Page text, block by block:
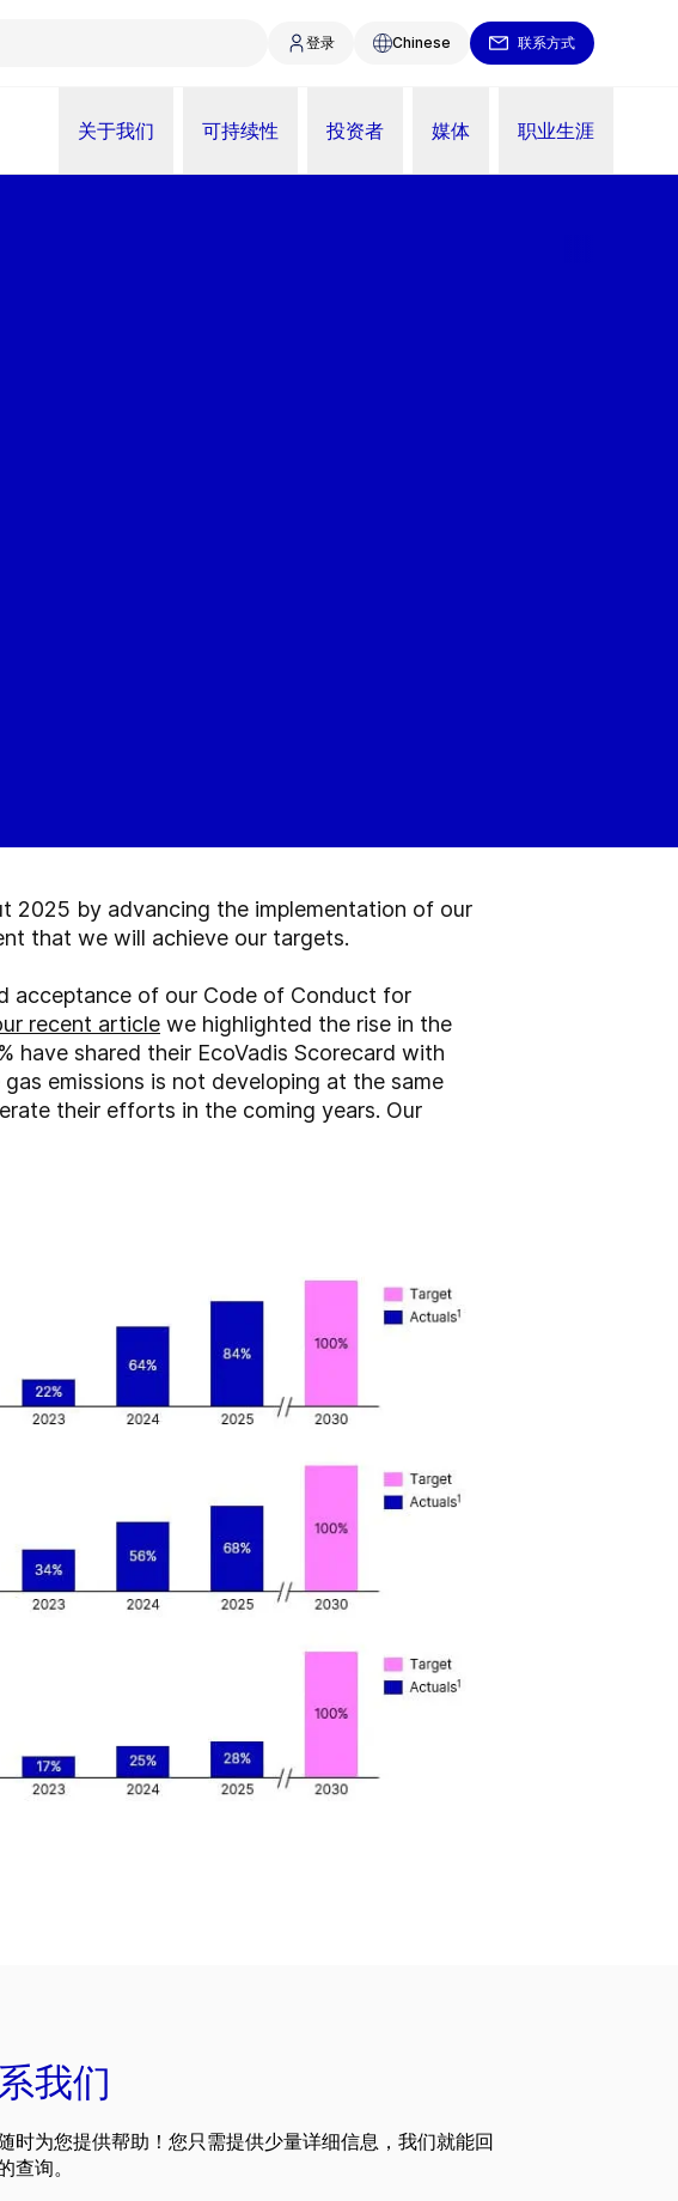
登录 Chinese 联系方式
关于我们 可持续性 投资者 媒体 职业生涯
2025 by advancing the implementation of our
that we will achieve our targets.
acceptance of our Code of Conduct for
recent article we highlighted the rise in the
have shared their EcoVadis Scorecard with
emissions is not developing at the same
their efforts in the coming years. Our
我们
时为您提供帮助！您只需提供少量详细信息，我们就能回
查询。